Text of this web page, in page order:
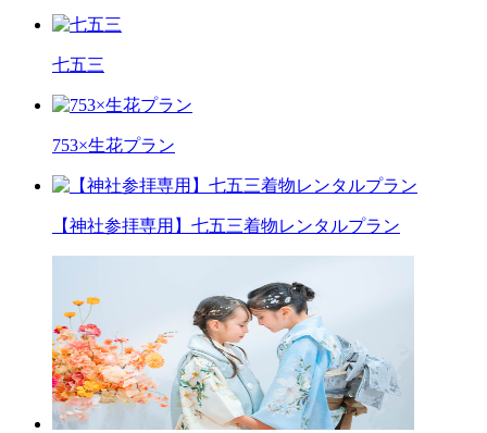
七五三
753×生花プラン
【神社参拝専用】七五三着物レンタルプラン